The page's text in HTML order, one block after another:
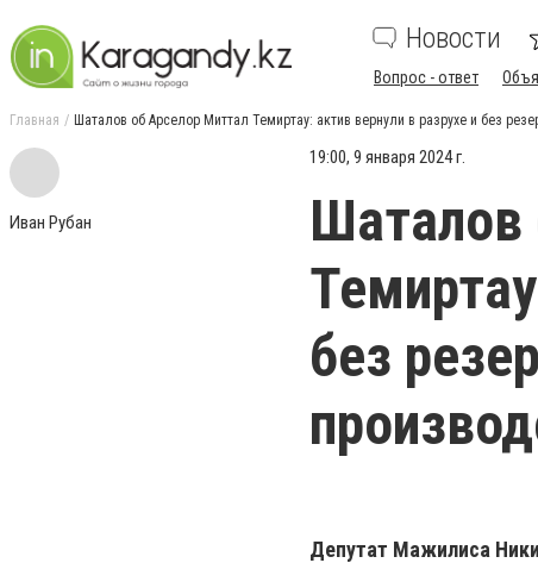
Новости
Вопрос - ответ
Главная Шаталов об Арселор Миттал Темиртау: актив вернули в разрухе и без
Иван Рубан
19:00, 9 января 2024 г.
Шаталов
без
Депутат Мажилиса